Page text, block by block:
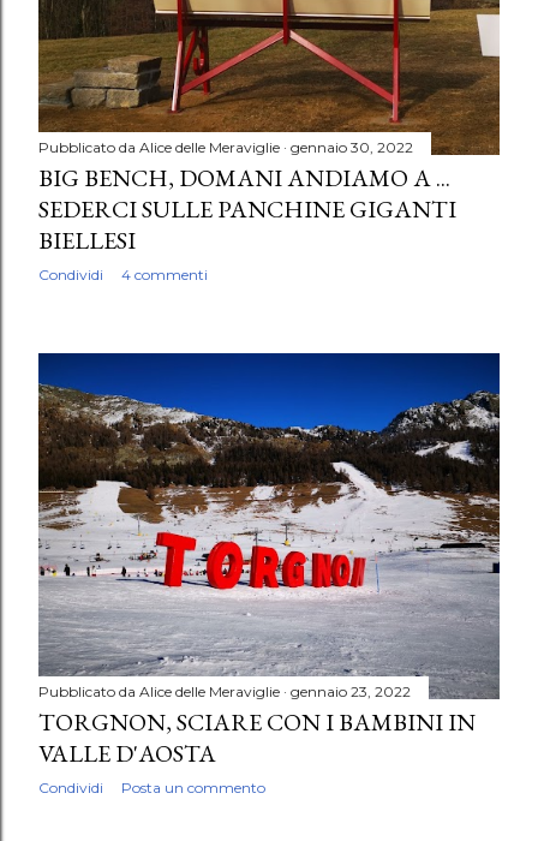
Pubblicato da Alice delle Meraviglie gennaio 30, 2022
BIG BENCH, DOMANI ANDIAMO A ...
SEDERCI SULLE PANCHINE GIGANTI
BIELLESI
Condividi 4 commenti
Pubblicato da Alice delle Meraviglie gennaio 23, 2022
TORGNON, SCIARE CON I BAMBINI IN
VALLE D'AOSTA
Condividi Posta un commento